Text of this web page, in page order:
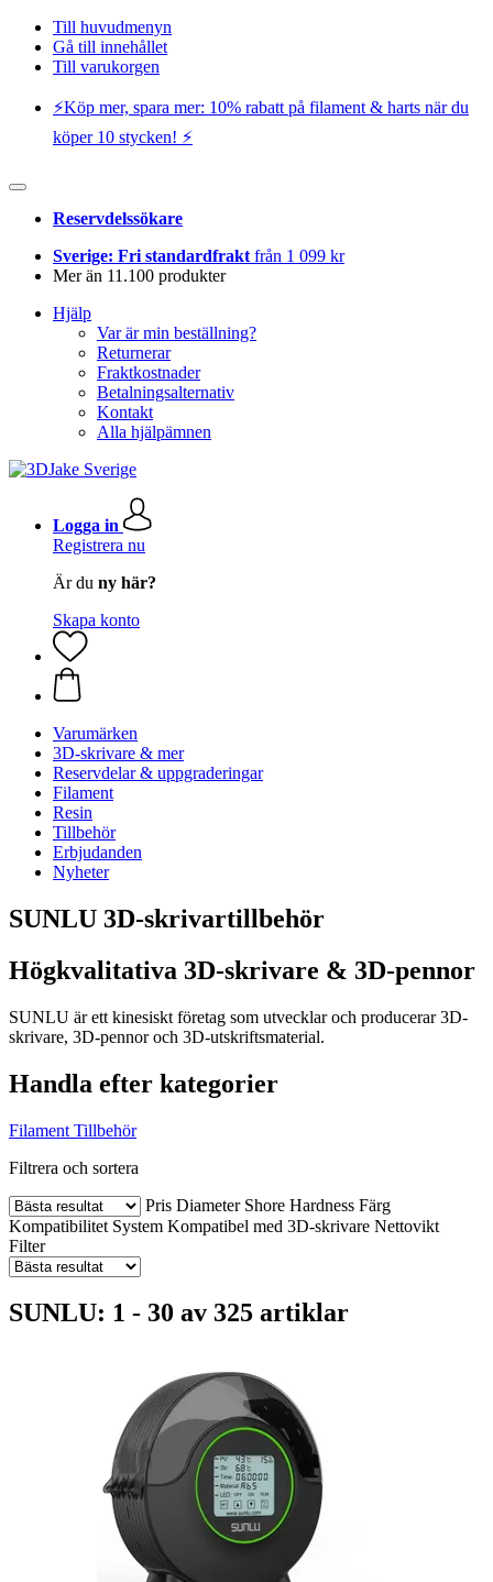
Till huvudmenyn
Gå till innehållet
Till varukorgen
⚡️Köp mer, spara mer: 10% rabatt på filament & harts när du
köper 10 stycken! ⚡️
Reservdelssökare
Sverige: Fri standardfrakt från 1 099 kr
Mer än 11.100 produkter
Hjälp
Var är min beställning?
Returnerar
Fraktkostnader
Betalningsalternativ
Kontakt
Alla hjälpämnen
Logga in
Registrera nu
Är du ny här?
Skapa konto
Varumärken
3D-skrivare & mer
Reservdelar & uppgraderingar
Filament
Resin
Tillbehör
Erbjudanden
Nyheter
SUNLU 3D-skrivartillbehör
Högkvalitativa 3D-skrivare & 3D-pennor
SUNLU är ett kinesiskt företag som utvecklar och producerar 3D-
skrivare, 3D-pennor och 3D-utskriftsmaterial.
Handla efter kategorier
Filament Tillbehör
Filtrera och sortera
Pris Diameter Shore Hardness Färg
Kompatibilitet System Kompatibel med 3D-skrivare Nettovikt
Filter
SUNLU: 1 - 30 av 325 artiklar